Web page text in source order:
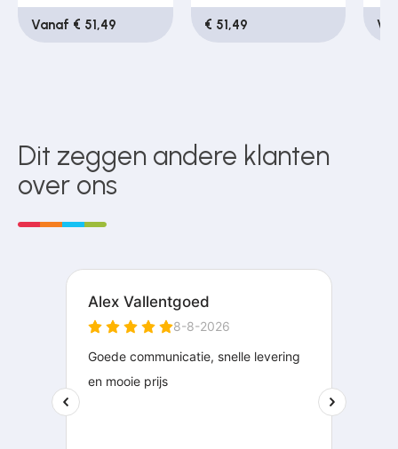
Vanaf € 51,49 € 51,49
Dit zeggen andere klanten
over ons